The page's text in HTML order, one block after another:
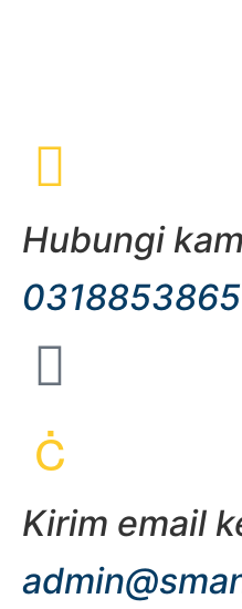
Hubungi
0318853865
Kirim email